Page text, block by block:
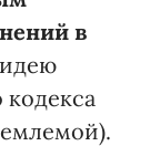
в
кодекса